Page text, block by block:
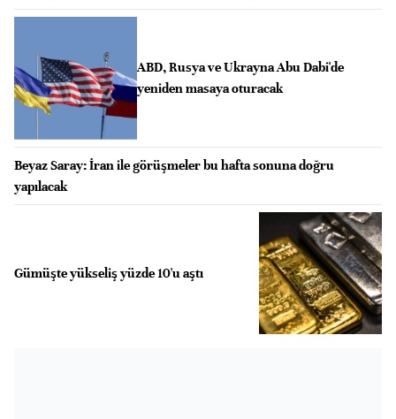
ABD, Rusya ve Ukrayna Abu Dabi'de
yeniden masaya oturacak
Beyaz Saray: İran ile görüşmeler bu hafta sonuna doğru
yapılacak
Gümüşte yükseliş yüzde 10'u aştı